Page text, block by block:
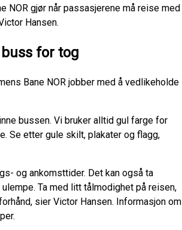
NOR gjør når passasjerene må reise med
Hansen.
for tog
Bane NOR jobber med å vedlikeholde
bussen. Vi bruker alltid gul farge for
Se etter gule skilt, plakater og flagg,
og ankomsttider. Det kan også ta
Ta med litt tålmodighet på reisen,
sier Victor Hansen. Informasjon om